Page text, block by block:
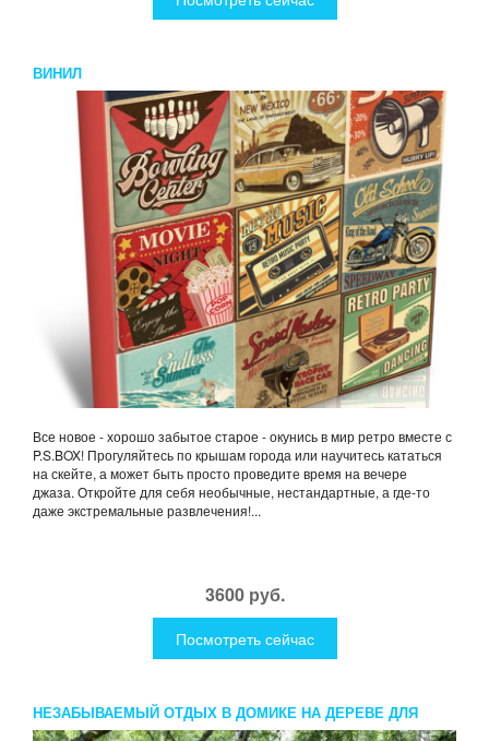
ВИНИЛ
Все новое - хорошо забытое старое - окунись в мир ретро вместе с
P.S.BOX! Прогуляйтесь по крышам города или научитесь кататься
на скейте, а может быть просто проведите время на вечере
джаза. Откройте для себя необычные, нестандартные, а где-то
даже экстремальные развлечения!...
3600 руб.
Посмотреть сейчас
НЕЗАБЫВАЕМЫЙ ОТДЫХ В ДОМИКЕ НА ДЕРЕВЕ ДЛЯ
ДВОИХ